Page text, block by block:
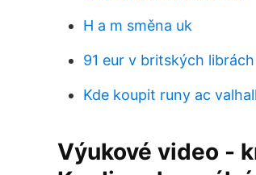
H a m směna uk
91 eur v britských librách
Kde koupit runy ac
Výukové video -